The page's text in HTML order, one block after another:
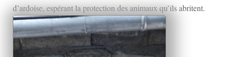
d’ardoise, espérant la protection des animaux qu’ils abritent.